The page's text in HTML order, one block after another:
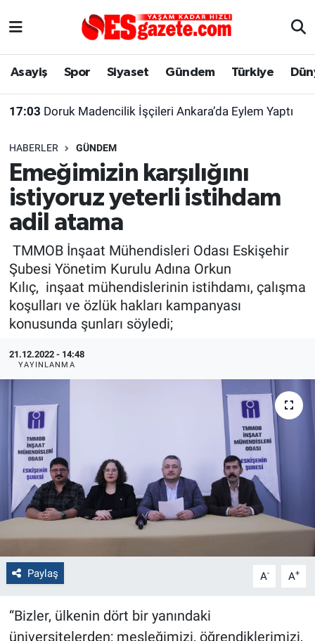
Asayiş Spor Siyaset Gündem Türkiye
17:03 Doruk Madencilik İşçileri Ankara’da Eylem Yaptı
HABERLER GÜNDEM
Emeğimizin karşılığını
istiyoruz yeterli istihdam
adil atama
TMMOB İnşaat Mühendisleri Odası Eskişehir
Şubesi Yönetim Kurulu Adına Orkun
Kılıç, inşaat mühendislerinin istihdamı, çalışma
koşulları ve özlük hakları kampanyası
konusunda şunları söyledi;
21.12.2022 - 14:48
YAYINLANMA
Paylaş A- A+
“Bizler, ülkenin dört bir yanındaki
üniversitelerden; mesleğimizi, öğrendiklerimizi,
Asayiş
Gündem
Türkiye
Dünya
Sağlık
Alış-Veriş/İş dünyası
Yaşam
Eskişehirspor Arşivi
Eskişehir Arşivi
Röportaj
Ekonomi
Kültür Sanat
Bilecik
Kütahya
Gezi
Genel
Çevre
Yerel
Bilim ve Teknoloji
Eskişehir Nöbetçi Eczaneler
Süper Lig Puan Durumu ve Fikstür
Tüm Manşetler
Son Dakika Haberleri
Haber Arşivi